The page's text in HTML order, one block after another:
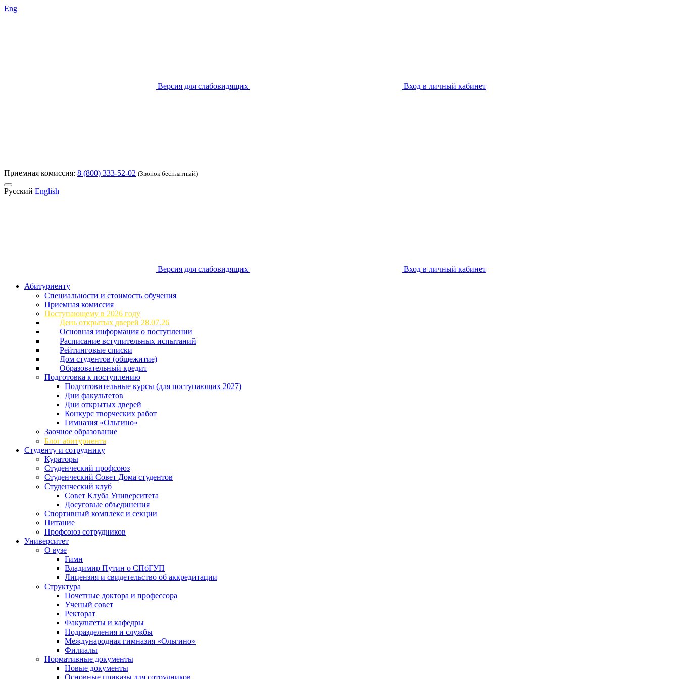
Eng
Версия для слабовидящих Вход в личный кабинет
Приемная комиссия: 8 (800) 333-52-02 (Звонок бесплатный)
Русский English
Версия для слабовидящих
Вход в личный кабинет
Абитуриенту
Специальности и стоимость обучения
Приемная комиссия
Поступающему в 2026 году
День открытых дверей 28.07.26
Основная информация о поступлении
Расписание вступительных испытаний
Рейтинговые списки
Дом студентов (общежитие)
Образовательный кредит
Подготовка к поступлению
Подготовительные курсы (для поступающих 2027)
Дни факультетов
Дни открытых дверей
Конкурс творческих работ
Гимназия «Ольгино»
Заочное образование
Блог абитуриента
Студенту и сотруднику
Кураторы
Студенческий профсоюз
Студенческий Совет Дома студентов
Студенческий клуб
Совет Клуба Университета
Досуговые объединения
Спортивный комплекс и секции
Питание
Профсоюз сотрудников
Университет
О вузе
Гимн
Владимир Путин о СПбГУП
Лицензия и свидетельство об аккредитации
Структура
Почетные доктора и профессора
Ученый совет
Ректорат
Факультеты и кафедры
Подразделения и службы
Международная гимназия «Ольгино»
Филиалы
Нормативные документы
Новые документы
Основные приказы для сотрудников